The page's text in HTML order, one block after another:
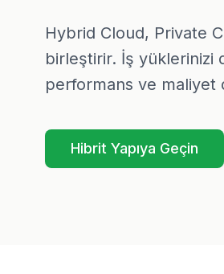
Hybrid Cloud, Private
birleştirir. İş yüklerinizi
performans ve maliyet
Hibrit Yapıya Geçin